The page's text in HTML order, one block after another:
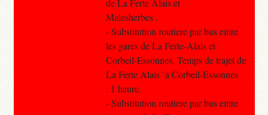
de La Ferte Alais et
Malesherbes .
- Substitution routiere par bus entre
les gares de La Ferte-Alais et
Corbeil-Essonnes. Temps de trajet de
La Ferte Alais `a Corbeil-Essonnes
: 1 heure.
- Substitution routiere par bus entre